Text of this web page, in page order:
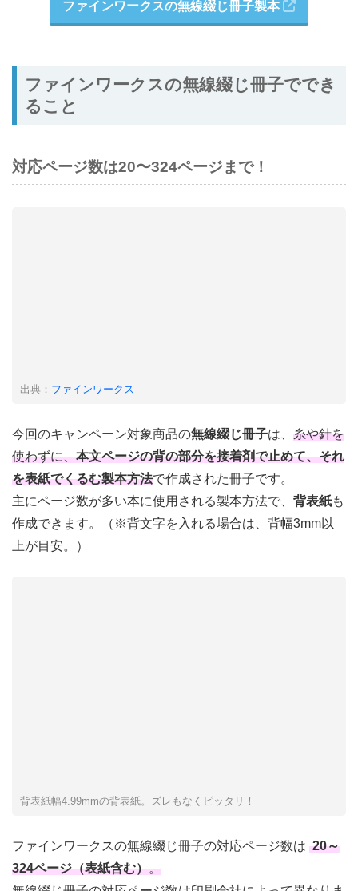
ファインワークスの無線綴じ冊子製本
ファインワークスの無線綴じ冊子ででき
ること
対応ページ数は20〜324ページまで！
出典： ファインワークス
今回のキャンペーン対象商品の無線綴じ冊子は、 糸や針を
使わずに、本文ページの背の部分を接着剤で止めて、それ
を表紙でくるむ製本方法で作成された冊子です。
主にページ数が多い本に使用される製本方法で、 背表紙も
作成できます。（※背文字を入れる場合は、背幅3mm以
上が目安。）
背表紙幅4.99mmの背表紙。ズレもなくピッタリ！
ファインワークスの無線綴じ冊子の対応ページ数は 20～
324ページ（表紙含む）。